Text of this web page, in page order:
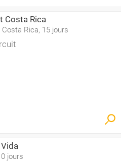
Costa Rica
Rica, 15 jours
jours